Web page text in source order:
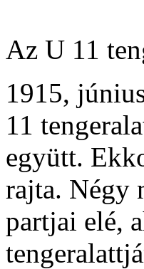
Az U 11
1915,
11
együtt.
rajta. Négy
partjai elé,